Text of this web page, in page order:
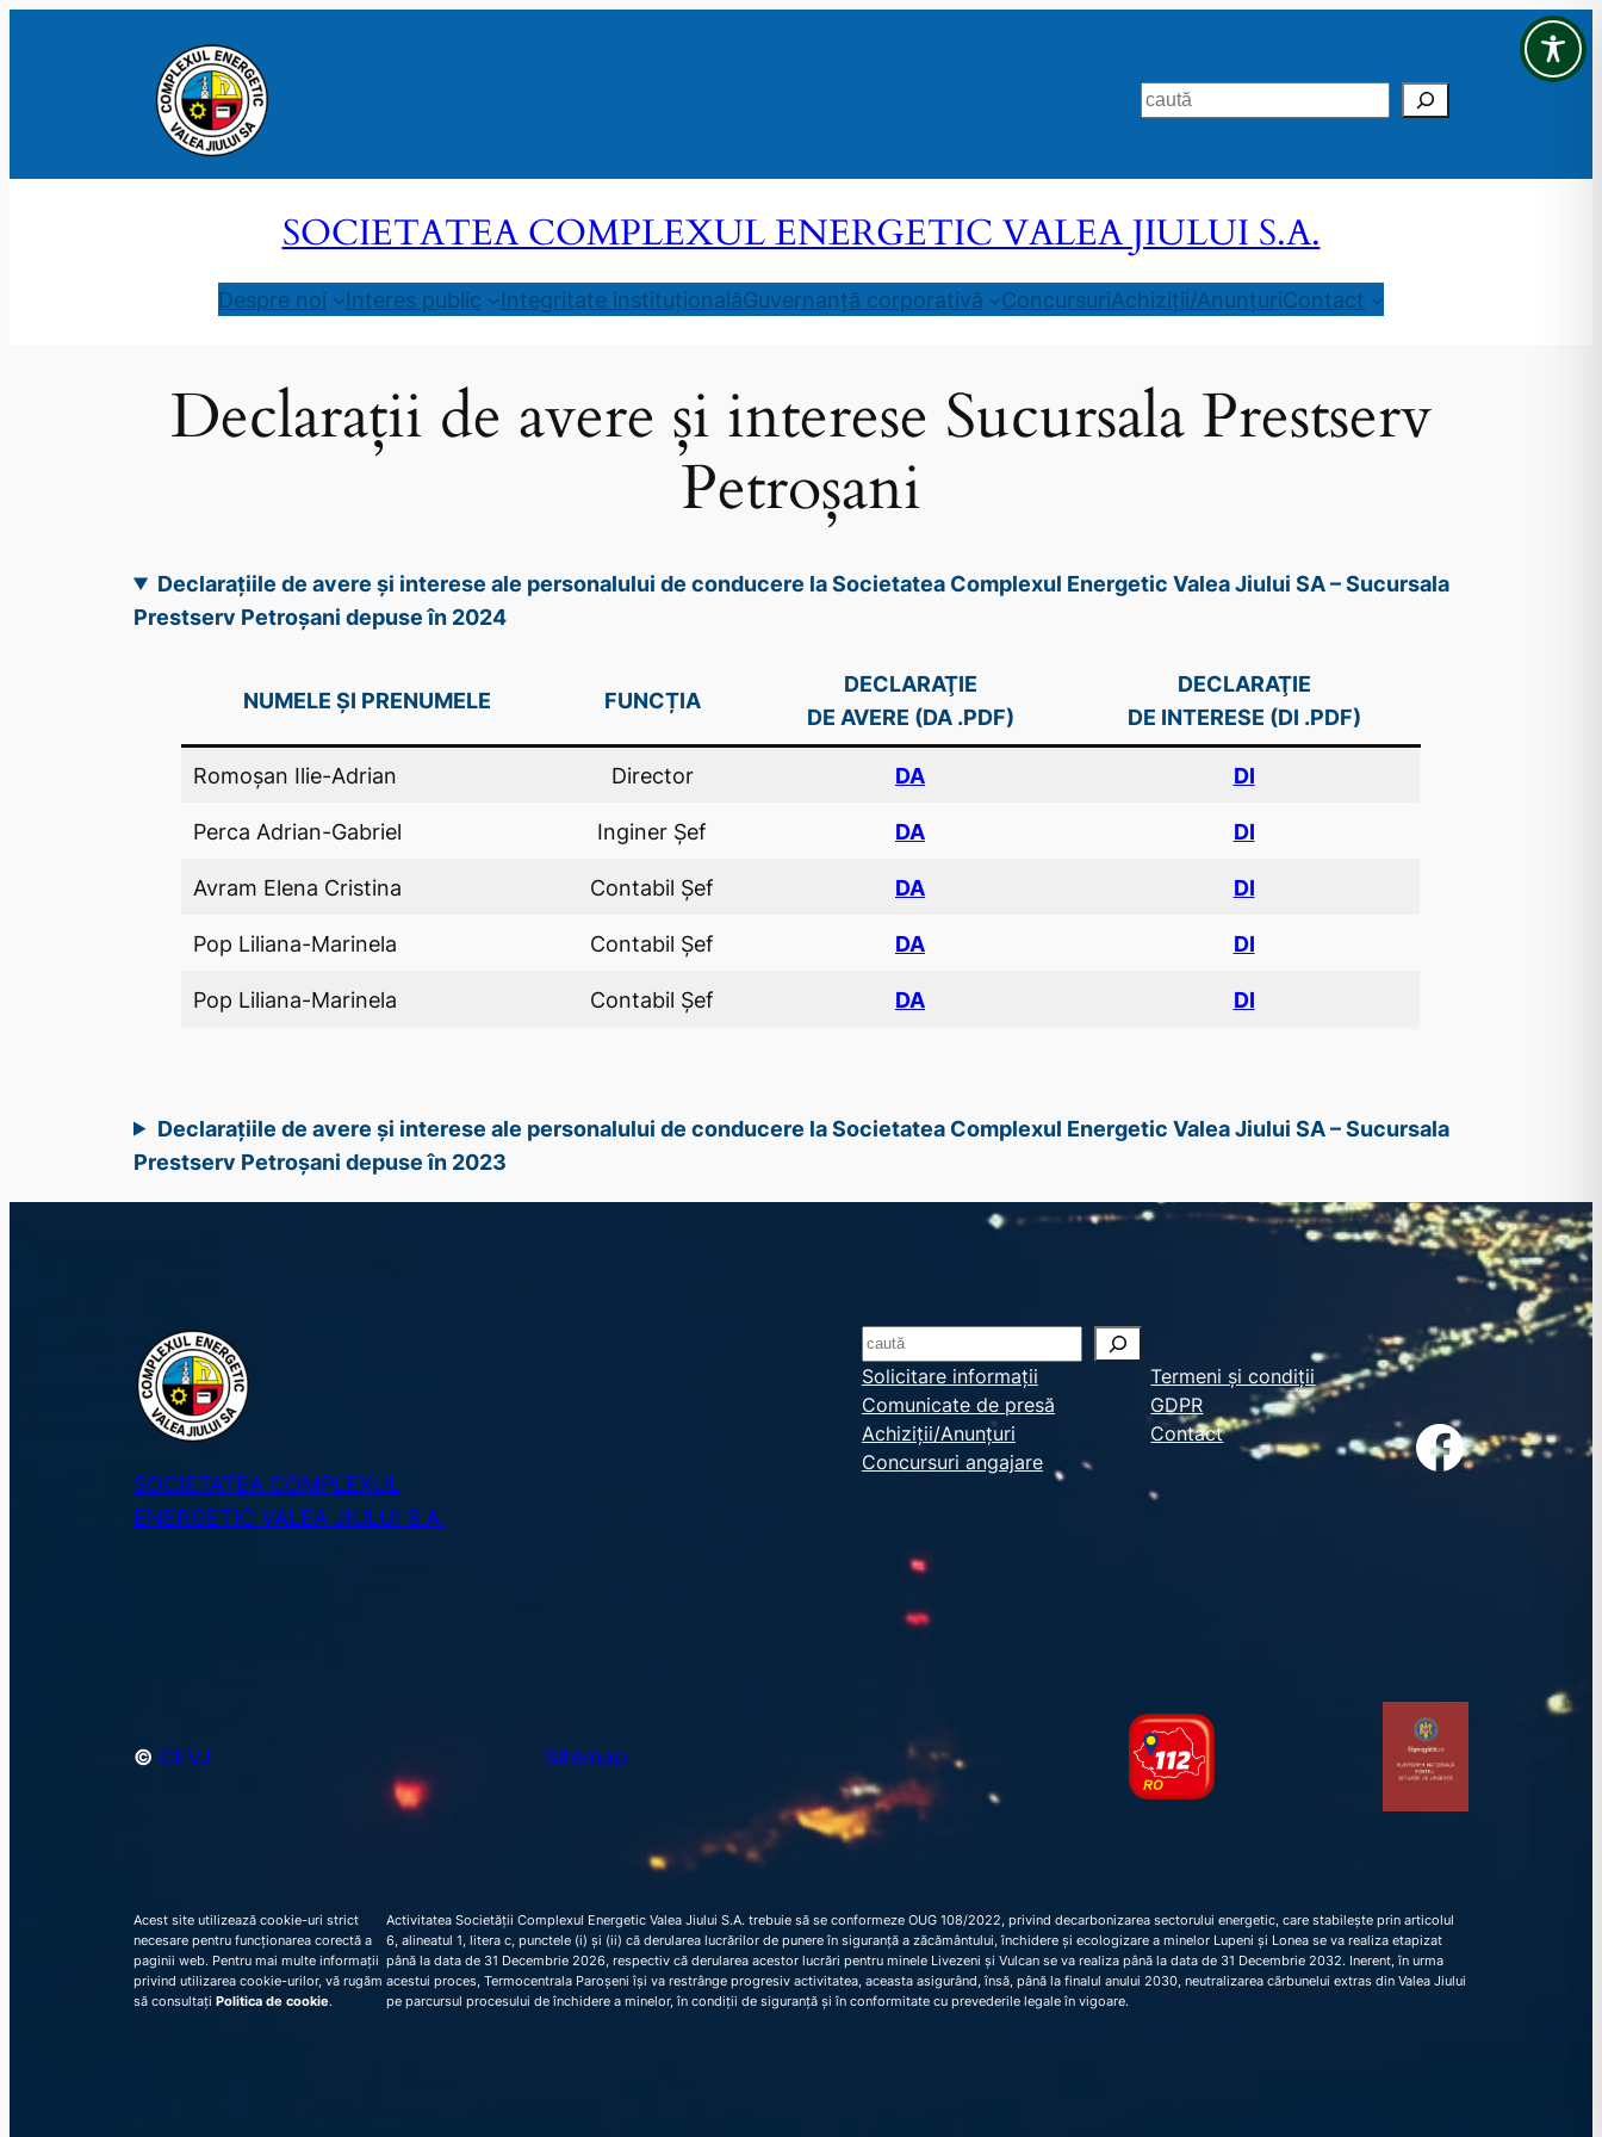
Search
SOCIETATEA COMPLEXUL ENERGETIC VALEA JIULUI S.A.
Despre noi Interes public Integritate instituționalăGuvernanță corporativă ConcursuriAchiziții/AnunțuriContact
Declarații de avere și interese Sucursala Prestserv
Petroșani
Declarațiile de avere și interese ale personalului de conducere la Societatea Complexul Energetic Valea Jiului SA – Sucursala
Prestserv Petroșani depuse în 2024
NUMELE ȘI PRENUMELE FUNCȚIA
DECLARAŢIE
DE AVERE (DA .PDF)
DECLARAŢIE
DE INTERESE (DI .PDF)
Romoșan Ilie-Adrian Director DA DI
Perca Adrian-Gabriel Inginer Şef DA DI
Avram Elena Cristina Contabil Şef DA DI
Pop Liliana-Marinela Contabil Şef DA DI
Pop Liliana-Marinela Contabil Şef DA DI
Declarațiile de avere și interese ale personalului de conducere la Societatea Complexul Energetic Valea Jiului SA – Sucursala
Prestserv Petroșani depuse în 2023
SOCIETATEA COMPLEXUL
ENERGETIC VALEA JIULUI S.A.
S
e
a
r
c
Solicitare informații
Comunicate de presă
Achiziții/Anunțuri
Concursuri angajare
Termeni și condiții
GDPR
Contact
Facebook
© CEVJ Sitemap
Acest site utilizează cookie-uri strict
necesare pentru funcționarea corectă a
paginii web. Pentru mai multe informații
privind utilizarea cookie-urilor, vă rugăm
să consultați Politica de cookie.
Activitatea Societății Complexul Energetic Valea Jiului S.A. trebuie să se conformeze OUG 108/2022, privind decarbonizarea sectorului energetic, care stabilește prin articolul
6, alineatul 1, litera c, punctele (i) și (ii) că derularea lucrărilor de punere în siguranță a zăcământului, închidere și ecologizare a minelor Lupeni și Lonea se va realiza etapizat
până la data de 31 Decembrie 2026, respectiv că derularea acestor lucrări pentru minele Livezeni și Vulcan se va realiza până la data de 31 Decembrie 2032. Inerent, în urma
acestui proces, Termocentrala Paroșeni își va restrânge progresiv activitatea, aceasta asigurând, însă, până la finalul anului 2030, neutralizarea cărbunelui extras din Valea Jiului
pe parcursul procesului de închidere a minelor, în condiții de siguranță și în conformitate cu prevederile legale în vigoare.